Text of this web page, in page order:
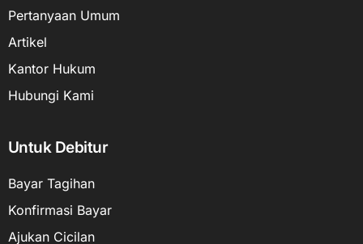
Pertanyaan Umum
Artikel
Kantor Hukum
Hubungi Kami
Untuk Debitur
Bayar Tagihan
Konfirmasi Bayar
Ajukan Cicilan